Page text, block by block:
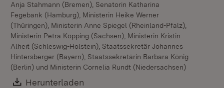
Anja Stahmann (Bremen), Senatorin Katharina
Fegebank (Hamburg), Ministerin Heike Werner
(Thüringen), Ministerin Anne Spiegel (Rheinland-Pfalz),
Ministerin Petra Köpping (Sachsen), Ministerin Kristin
Alheit (Schleswig-Holstein), Staatssekretär Johannes
Hintersberger (Bayern), Staatssekretärin Barbara König
(Berlin) und Ministerin Cornelia Rundt (Niedersachsen)
Download:
Herunterladen